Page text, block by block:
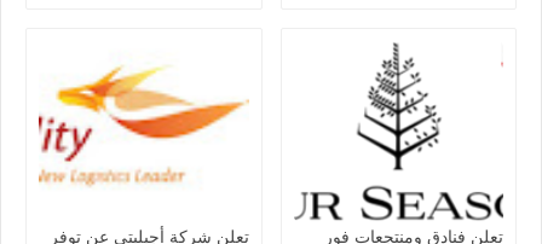
تعلن فنادق ومنتجعات فور
تعلن شركة أجيليتي عن توفر